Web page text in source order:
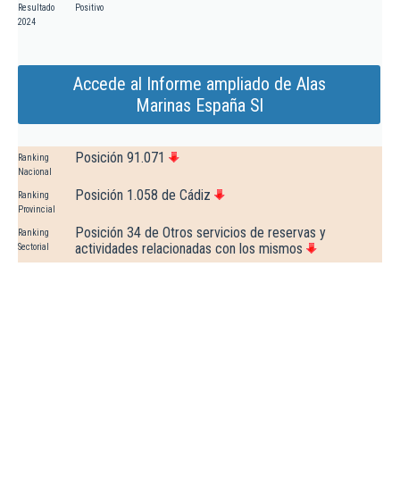
Resultado
2024
Positivo
Accede al Informe ampliado de Alas
Marinas España Sl
Ranking
Nacional
Posición 91.071
Ranking
Provincial
Posición 1.058 de Cádiz
Ranking
Sectorial
Posición 34 de Otros servicios de reservas y
actividades relacionadas con los mismos